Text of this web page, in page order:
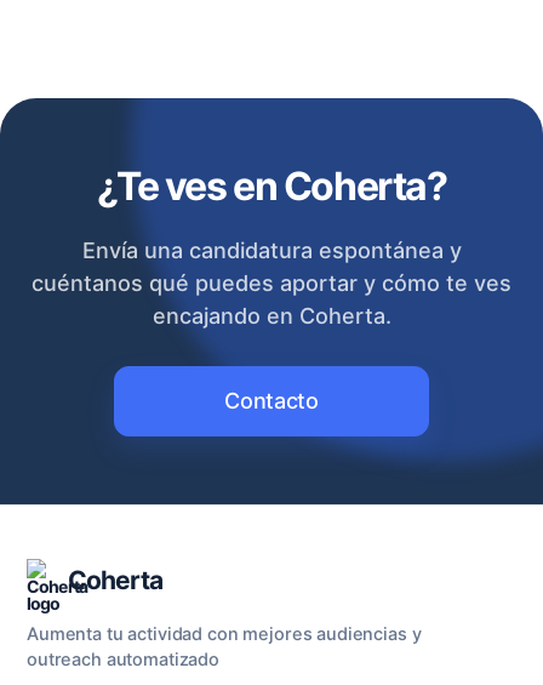
¿Te ves en Coherta?
Envía una candidatura espontánea y
cuéntanos qué puedes aportar y cómo te ves
encajando en Coherta.
Contacto
Coherta
Aumenta tu actividad con mejores audiencias y
outreach automatizado